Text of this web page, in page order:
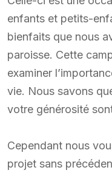
enfants et petits-
bienfaits que nous
paroisse. Cette
examiner
vie. Nous savons
votre générosité
Cependant nous
projet sans